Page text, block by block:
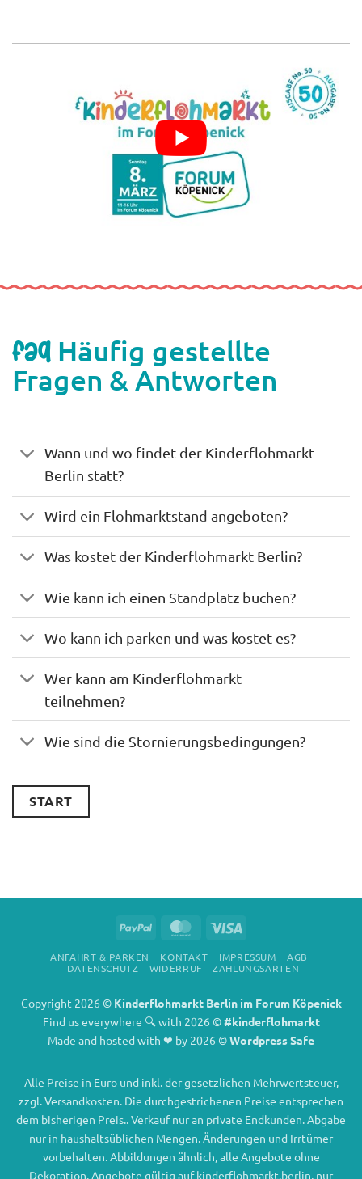
FAQ Häufig gestellte
Fragen & Antworten
Wann und wo findet der Kinderflohmarkt
Berlin statt?
Wird ein Flohmarktstand angeboten?
Was kostet der Kinderflohmarkt Berlin?
Wie kann ich einen Standplatz buchen?
Wo kann ich parken und was kostet es?
Wer kann am Kinderflohmarkt
teilnehmen?
Wie sind die Stornierungsbedingungen?
START
PayPal MasterCard
ANFAHRT & PARKEN KONTAKT IMPRESSUM
AGB
DATENSCHUTZ
WIDERRUF ZAHLUNGSARTEN
Copyright 2026 © Kinderflohmarkt Berlin im Forum Köpenick
Find us everywhere 🔍 with 2026 ©#kinderflohmarkt
Made and hosted with ❤ by 2026 ©Wordpress Safe
Alle Preise in Euro und inkl. der gesetzlichen Mehrwertsteuer,
zzgl. Versandkosten. Die durchgestrichenen Preise entsprechen
dem bisherigen Preis.. Verkauf nur an private Endkunden. Abgabe
nur in haushaltsüblichen Mengen. Änderungen und Irrtümer
vorbehalten. Abbildungen ähnlich, alle Angebote ohne
Dekoration. Angebote gültig auf kinderflohmarkt.berlin, nur